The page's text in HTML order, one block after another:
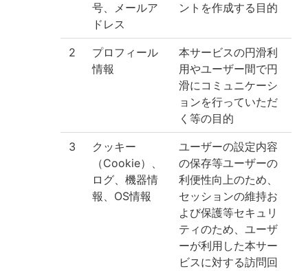
号、メールア
ドレス
ントを作成する目的
2
プロフィール
情報
本サービスの円滑利
用やユーザー間で円
滑にコミュニケーシ
ョンを行っていただ
く等の目的
3
クッキー
（Cookie）、
ログ、機器情
報、OS情報
ユーザーの設定内容
の保存等ユーザーの
利便性向上のため、
セッションの維持お
よび保護等セキュリ
ティのため、ユーザ
ーが利用した本サー
ビスに対する訪問回